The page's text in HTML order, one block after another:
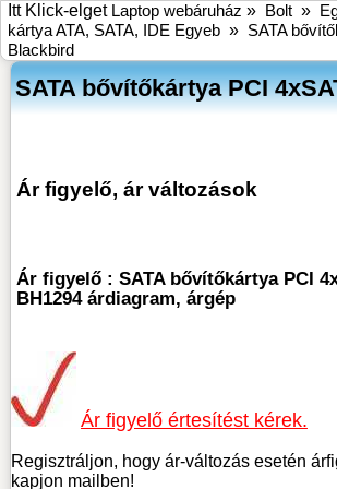
Itt Klick-elget Laptop webáruház » Bolt »
kártya ATA, SATA, IDE Egyeb » SATA
Blackbird
SATA bővítőkártya PCI
Ár figyelő, ár változások
Ár figyelő : SATA bővítőkártya PCI
BH1294 árdiagram, árgép
Ár figyelő értesítést kérek.
Regisztráljon, hogy ár-változás esetén
kapjon mailben!